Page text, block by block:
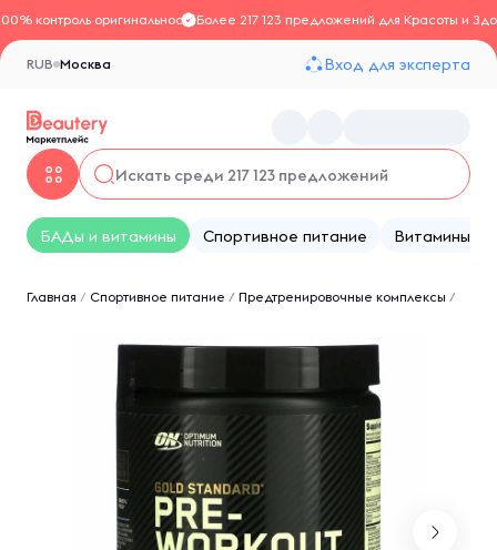
контроль оригинальностиБолее 217 123 предложений для Красоты и
Москва
RUB Вход для эксперта
БАДы и витамины Спортивное питание Витамины
Главная / Спортивное питание / Предтренировочные комплексы /